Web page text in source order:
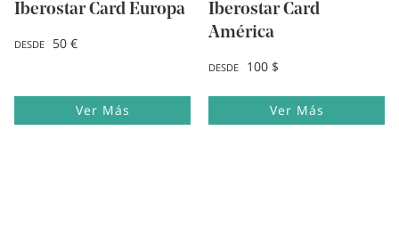
Iberostar Card Europa
DESDE 50 €
Ver Más
Iberostar Card
América
DESDE 100 $
Ver Más